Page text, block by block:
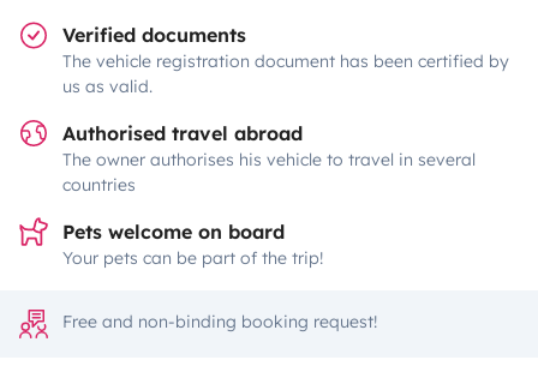
Verified documents
The vehicle registration document has been certified by
us as valid.
Authorised travel abroad
The owner authorises his vehicle to travel in several
countries
Pets welcome on board
Your pets can be part of the trip!
Free and non-binding booking request!